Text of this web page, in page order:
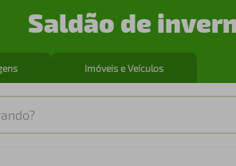
Saldão de
Imóveis e Veículos